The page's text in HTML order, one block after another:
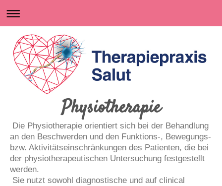
Physiotherapie
Die Physiotherapie orientiert sich bei der Behandlung
an den Beschwerden und den Funktions-, Bewegungs-
bzw. Aktivitätseinschränkungen des Patienten, die bei
der physiotherapeutischen Untersuchung festgestellt
werden.
Sie nutzt sowohl diagnostische und auf clinical